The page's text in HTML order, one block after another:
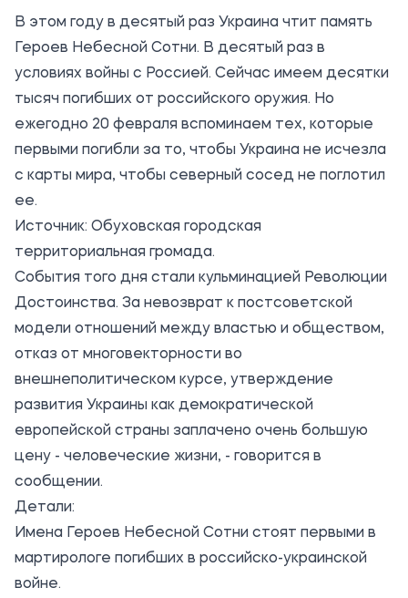
В этом году в десятый раз Украина чтит память
Героев Небесной Сотни. В десятый раз в
условиях войны с Россией. Сейчас имеем десятки
тысяч погибших от российского оружия. Но
ежегодно 20 февраля вспоминаем тех, которые
первыми погибли за то, чтобы Украина не исчезла
с карты мира, чтобы северный сосед не поглотил
ее.
Источник: Обуховская городская
территориальная громада.
События того дня стали кульминацией Революции
Достоинства. За невозврат к постсоветской
модели отношений между властью и обществом,
отказ от многовекторности во
внешнеполитическом курсе, утверждение
развития Украины как демократической
европейской страны заплачено очень большую
цену - человеческие жизни, - говорится в
сообщении.
Детали:
Имена Героев Небесной Сотни стоят первыми в
мартирологе погибших в российско-украинской
войне.